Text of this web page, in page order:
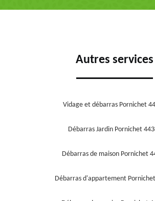
Autres services
Vidage et débarras Pornichet
Débarras Jardin Pornichet
Débarras de maison Pornichet
Débarras d'appartement